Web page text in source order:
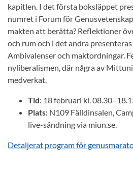
kapitlen. I det första boksläppet
numret i Forum för
makten att berätta? Reflektioner
och rumoch i det andra
Ambivalenser och maktordningar.
nyliberalismen,där några av
medverkat.
Tid: 18 februari kl.
Plats: N109 Fälldinsalen,
live-sändning via miun.se.
Detaljerat program för